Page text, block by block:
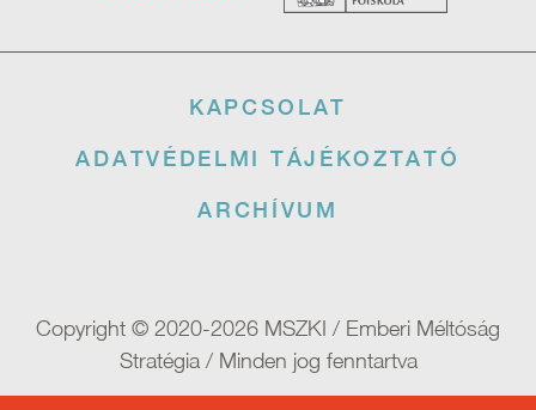
KAPCSOLAT
ADATVÉDELMI TÁJÉKOZTATÓ
ARCHÍVUM
Copyright © 2020-2026 MSZKI / Emberi Méltóság
Stratégia / Minden jog fenntartva